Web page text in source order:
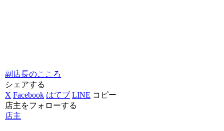
副店長のこころ
シェアする
X Facebook はてブ LINE コピー
店主をフォローする
店主